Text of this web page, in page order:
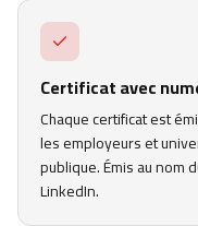
Certificat avec
Chaque certificat est
les employeurs et
publique. Émis au nom
LinkedIn.